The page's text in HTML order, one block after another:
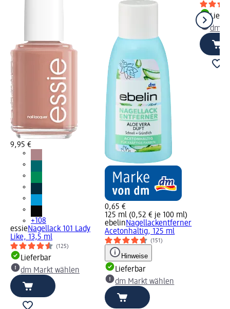
9,95 €
+108
essieNagellack 101 Lady
Like, 13,5 ml
(125)
Lieferbar
dm Markt wählen
0,65 €
125 ml (0,52 € je 100 ml)
ebelinNagellackentferner
Acetonhaltig, 125 ml
(151)
Hinweise
Lieferbar
dm Markt wählen
dm